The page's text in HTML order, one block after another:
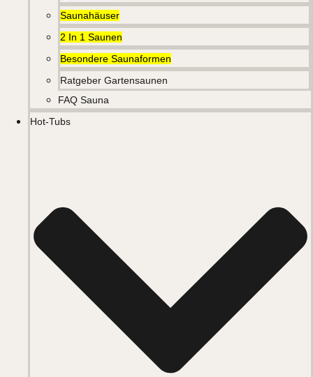
Saunahäuser
2 In 1 Saunen
Besondere Saunaformen
Ratgeber Gartensaunen
FAQ Sauna
Hot-Tubs